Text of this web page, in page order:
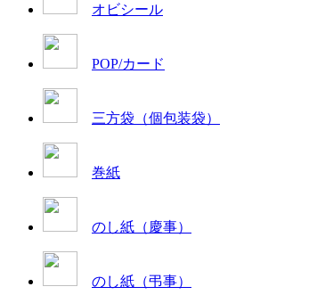
オビシール
POP/カード
三方袋（個包装袋）
巻紙
のし紙（慶事）
のし紙（弔事）